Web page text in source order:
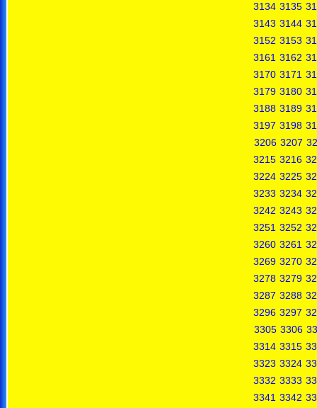
3134 3135
3143 3144
3152 3153
3161 3162
3170 3171
3179 3180
3188 3189
3197 3198
3206 3207
3215 3216
3224 3225
3233 3234
3242 3243
3251 3252
3260 3261
3269 3270
3278 3279
3287 3288
3296 3297
3305 3306
3314 3315
3323 3324
3332 3333
3341 3342